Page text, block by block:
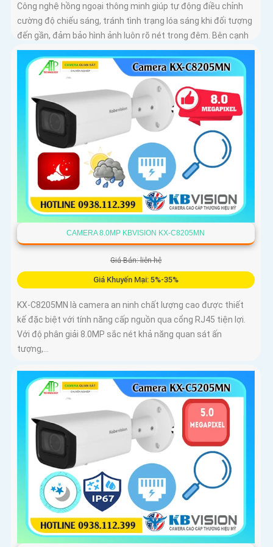
Công nghệ hồng ngoại thông minh giúp tự động điều chỉnh
cường độ chiếu sáng, tránh tình trạng lóa sáng khi đối tượng
đến gần, đảm bảo hình ảnh luôn rõ nét trong đêm. Bên cạnh
đó, công nghệ giảm nhiễu 3DNR và chống ngược sáng DWDR
giúp camera tái tạo màu sắc chính xác và rõ ràng trong mọi
điều kiện ánh sáng phức tạp như ngược sáng mạnh hay
thiếu sáng
CAMERA 8.0MP KBVISION KX-C8205MN
Giá Bán: liên hệ
Giá Khuyến Mại: 5%-35%
KX-C8205MN là camera an ninh chất lượng cao được thiết
kế đặc biệt với tính năng cấp nguồn qua cổng RJ45 tiện lợi.
Với độ phân giải 8.0MP sắc nét khả năng quan sát ấn
tượng,...